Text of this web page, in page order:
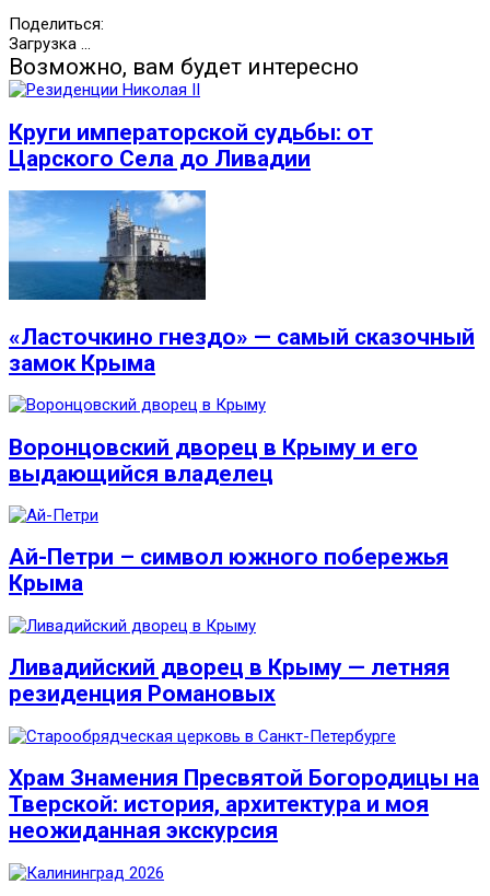
Поделиться:
Загрузка ...
Возможно, вам будет интересно
Круги императорской судьбы: от
Царского Села до Ливадии
«Ласточкино гнездо» — самый сказочный
замок Крыма
Воронцовский дворец в Крыму и его
выдающийся владелец
Ай-Петри – символ южного побережья
Крыма
Ливадийский дворец в Крыму — летняя
резиденция Романовых
Храм Знамения Пресвятой Богородицы на
Тверской: история, архитектура и моя
неожиданная экскурсия